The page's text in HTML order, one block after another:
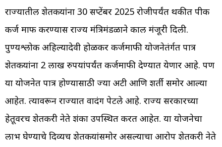
राज्यातील शेतकऱ्यांना 30 सप्टेंबर 2025 रोजीपर्यंत थकीत पीक
कर्ज माफ करण्यास राज्य मंत्रिमंडळाने काल मंजूरी दिली.
पुण्यश्लोक अहिल्यादेवी होळकर कर्जमाफी योजनेतंर्गत पात्र
शेतकऱ्यांना 2 लाख रुपयांपर्यंत कर्जमाफी देण्यात येणार आहे. पण
या योजनेत पात्र होण्यासाठी ज्या अटी आणि शर्ती समोर आल्या
आहेत. त्यावरून राज्यात वादंग पेटले आहे. राज्य सरकारच्या
हेतूवरच शेतकरी नेते शंका उपस्थित करत आहेत. या योजनेचा
लाभ घेण्याचे दिव्यच शेतकर्‍यांसमोर असल्याचा आरोप शेतकरी नेते